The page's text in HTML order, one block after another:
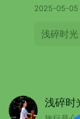
2025-05-05
浅碎时光
浅碎时